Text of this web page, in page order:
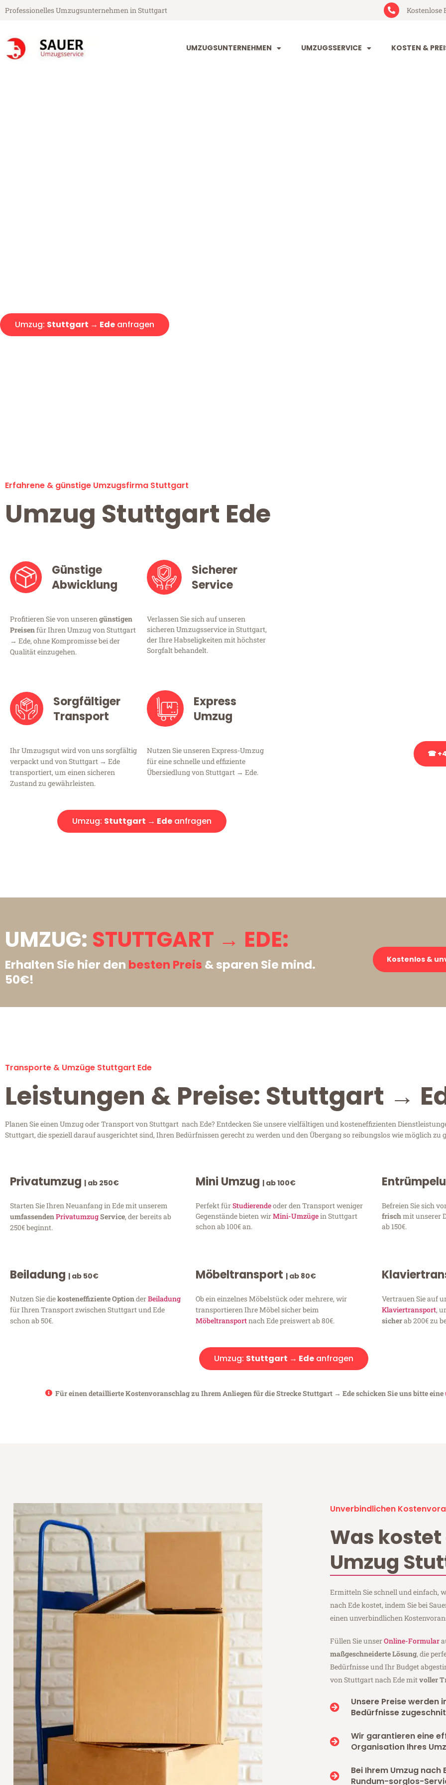
Professionelles Umzugsunternehmen in Stuttgart Kostenlose
UMZUGSUNTERNEHMEN UMZUGSSERVICE KOSTEN &
Umzug: Stuttgart → Ede anfragen
Erfahrene & günstige Umzugsfirma Stuttgart
Umzug Stuttgart Ede
Günstige
Abwicklung
Profitieren Sie von unserengünstigen
Preisenfür Ihren Umzug von Stuttgart
→ Ede, ohne Kompromisse bei der
Qualität einzugehen.
Sicherer
Service
Verlassen Sie sich auf unseren
sicheren Umzugsservice in Stuttgart,
der Ihre Habseligkeiten mit höchster
Sorgfalt behandelt.
Sorgfältiger
Transport
Ihr Umzugsgut wird von uns sorgfältig
verpackt und von Stuttgart → Ede
transportiert, um einen sicheren
Zustand zu gewährleisten.
Express
Umzug
Nutzen Sie unseren Express-Umzug
für eine schnelle und effiziente
Übersiedlung von Stuttgart → Ede.
Umzug: Stuttgart → Ede anfragen
☎
UMZUG: STUTTGART → EDE:
Erhalten Sie hier den besten Preis & sparen Sie mind.
50€!
Kostenlos &
Transporte & Umzüge Stuttgart Ede
Leistungen & Preise: Stuttgart →
Planen Sie einen Umzug oder Transport von Stuttgart nach Ede? Entdecken Sie unsere vielfältigen und kosteneffizienten
Stuttgart, die speziell darauf ausgerichtet sind, Ihren Bedürfnissen gerecht zu werden und den Übergang so reibungslos wie möglich zu
Privatumzug | ab 250€
Starten Sie Ihren Neuanfang in Ede mit unserem
umfassendenPrivatumzugService, der bereits ab
250€ beginnt.
Mini Umzug | ab 100€
Perfekt fürStudierendeoder den Transport weniger
Gegenstände bieten wirMini-Umzügein Stuttgart
schon ab 100€ an.
Befreien Sie sich
frischmit unserer
ab 150€.
Beiladung | ab 50€
Nutzen Sie diekosteneffiziente OptionderBeiladung
für Ihren Transport zwischen Stuttgart und Ede
schon ab 50€.
Möbeltransport | ab 80€
Ob ein einzelnes Möbelstück oder mehrere, wir
transportieren Ihre Möbel sicher beim
Möbeltransportnach Ede preiswert ab 80€.
Vertrauen Sie auf
Klaviertransport,
sicherab 200€ zu
Umzug: Stuttgart → Ede anfragen
Für einen detaillierte Kostenvoranschlag zu Ihrem Anliegen für die Strecke Stuttgart → Ede schicken Sie uns bitte eine
Unverbindlichen
Was kostet
Umzug
Ermitteln Sie schnell und einfach,
nach Ede kostet, indem Sie bei
einen unverbindlichen
Füllen Sie unserOnline-Formular
maßgeschneiderte Lösung, die
Bedürfnisse und Ihr Budget
von Stuttgart nach Ede mitvoller
Unsere Preise werden
Bedürfnisse
Wir garantieren eine
Organisation Ihres
Bei Ihrem Umzug nach
Rundum-sorglos-